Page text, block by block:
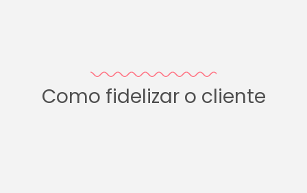
Como fidelizar o cliente